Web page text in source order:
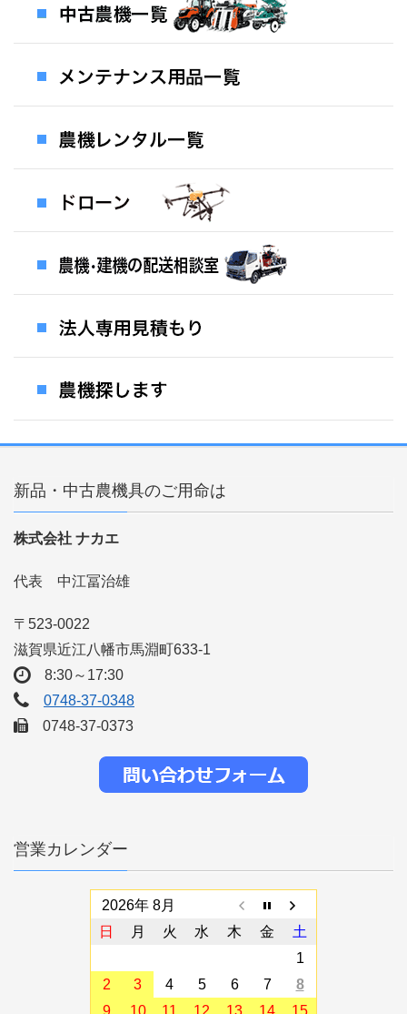
新品・中古農機具のご用命は
株式会社 ナカエ
代表 中江冨治雄
〒523-0022
滋賀県近江八幡市馬淵町633-1
8:30～17:30
0748-37-0348
0748-37-0373
営業カレンダー
2026年 8月
日
月 火 水 木 金
土
1
2
3 4 5 6 7
8